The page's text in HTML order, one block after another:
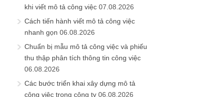
khi viết mô tả công việc 07.08.2026
Cách tiến hành viết mô tả công việc
nhanh gọn 06.08.2026
Chuẩn bị mẫu mô tả công việc và phiếu
thu thập phân tích thông tin công việc
06.08.2026
Các bước triển khai xây dựng mô tả
công việc trong công ty 06.08.2026